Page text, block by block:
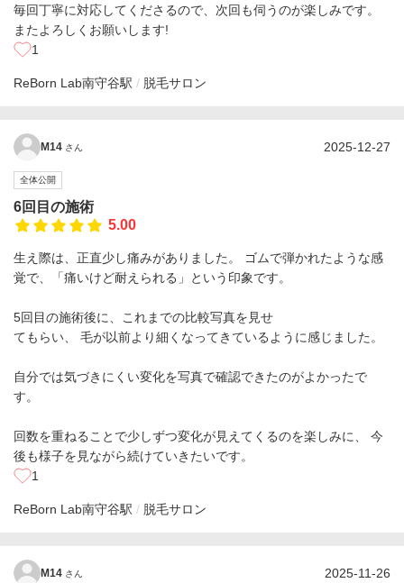
毎回丁寧に対応してくださるので、次回も伺うのが楽しみです。
またよろしくお願いします!
1
ReBorn Lab南守谷駅 脱毛サロン
M14 さん 2025-12-27
全体公開
6回目の施術
5.00
生え際は、正直少し痛みがありました。 ゴムで弾かれたような感
覚で、「痛いけど耐えられる」という印象です。
5回目の施術後に、これまでの比較写真を見せ
てもらい、 毛が以前より細くなってきているように感じました。
自分では気づきにくい変化を写真で確認できたのがよかったで
す。
回数を重ねることで少しずつ変化が見えてくるのを楽しみに、 今
後も様子を見ながら続けていきたいです。
1
ReBorn Lab南守谷駅 脱毛サロン
M14 さん 2025-11-26